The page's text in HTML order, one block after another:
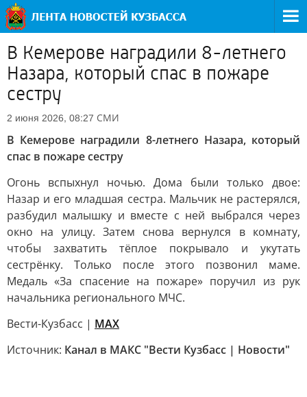
В Кемерове наградили 8-летнего
Назара, который спас в пожаре
сестру
2 июня 2026, 08:27 СМИ
В Кемерове наградили 8-летнего Назара, который
спас в пожаре сестру
Огонь вспыхнул ночью. Дома были только двое:
Назар и его младшая сестра. Мальчик не растерялся,
разбудил малышку и вместе с ней выбрался через
окно на улицу. Затем снова вернулся в комнату,
чтобы захватить тёплое покрывало и укутать
сестрёнку. Только после этого позвонил маме.
Медаль «За спасение на пожаре» поручил из рук
начальника регионального МЧС.
Вести-Кузбасс | MAX
Источник: Канал в МАКС "Вести Кузбасс | Новости"